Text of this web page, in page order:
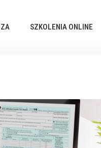
SZKOLENIA ONLINE